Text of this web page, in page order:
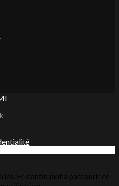
En continuant à parcourir ce